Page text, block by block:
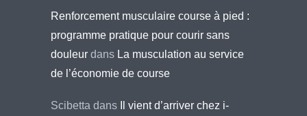
Renforcement musculaire course à pied :
programme pratique pour courir sans
douleur dans La musculation au service
de l’économie de course
Scibetta dans
Il vient d’arriver chez i-